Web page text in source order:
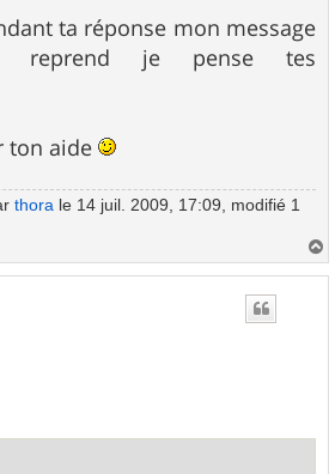
ta réponse mon message
reprend je pense tes
ton aide
thora le 14 juil. 2009, 17:09, modifié 1
a